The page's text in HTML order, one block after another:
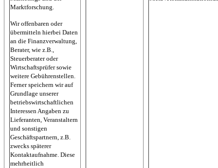
Marktforschung.
Wir offenbaren oder
übermitteln hierbei Daten
an die Finanzverwaltung,
Berater, wie z.B.,
Steuerberater oder
Wirtschaftsprüfer sowie
weitere Gebührenstellen.
Ferner speichern wir auf
Grundlage unserer
betriebswirtschaftlichen
Interessen Angaben zu
Lieferanten, Veranstaltern
und sonstigen
Geschäftspartnern, z.B.
zwecks späterer
Kontaktaufnahme. Diese
mehrheitlich